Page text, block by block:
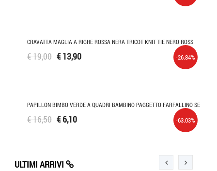
CRAVATTA MAGLIA A RIGHE ROSSA NERA TRICOT KNIT TIE NERO ROSS
-26.84%
€ 19,00 € 13,90
PAPILLON BIMBO VERDE A QUADRI BAMBINO PAGGETTO FARFALLINO SE
-63.03%
€ 16,50 € 6,10
ULTIMI ARRIVI